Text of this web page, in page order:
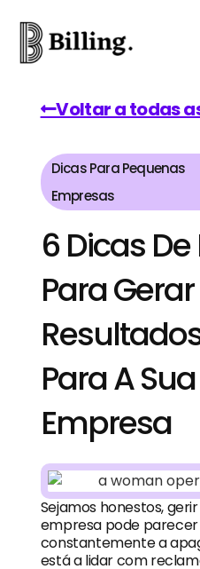
Voltar a todas
Dicas Para Pequenas
Empresas
6 Dicas
Para Gerar
Para A
Empresa
Sejamos honestos,
empresa pode
constantemente a
está a lidar com